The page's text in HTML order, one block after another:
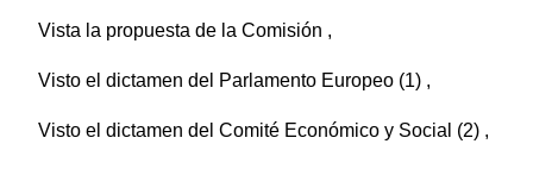
Vista la propuesta de la Comisión ,
Visto el dictamen del Parlamento Europeo (1) ,
Visto el dictamen del Comité Económico y Social (2) ,